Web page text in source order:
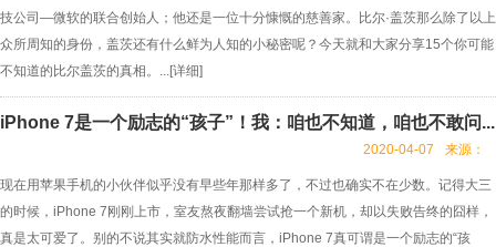
技公司—微软的联合创始人；他还是一位十分慷慨的慈善家。比尔·盖茨那么除了以上
众所周知的身份，盖茨还有什么鲜为人知的小秘密呢？今天就和大家分享15个你可能
不知道的比尔盖茨的真相。...[详细]
iPhone 7是一个励志的“孩子”！我：咱也不知道，咱也不敢问...
来源：
2020-04-07
现在用苹果手机的小伙伴似乎没有早些年那样多了，不过也确实不在少数。记得大三
的时候，iPhone 7刚刚上市，室友熬夜翻墙尝试抢一个新机，却以失败告终的囧样，
真是太可爱了。​别的不说其实就防水性能而言，iPhone 7真可谓是一个励志的“孩